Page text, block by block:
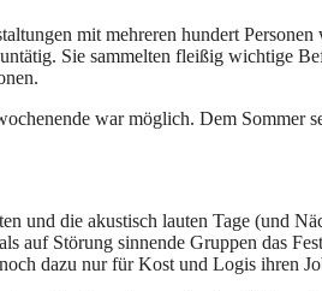
mit mehreren hundert
Sie sammelten fleißig wichtige
war möglich. Dem Sommer
und die akustisch lauten Tage (und
auf Störung sinnende Gruppen das
dazu nur für Kost und Logis ihren